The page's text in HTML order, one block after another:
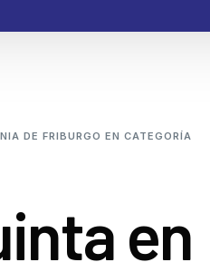
velocidad
Estatutos
DE FRIBURGO EN CATEGORÍA
en